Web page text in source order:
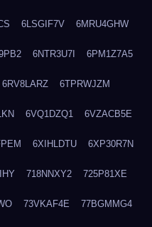
6LSGIF7V 6MRU4GHW
6NTR3U7I 6PM1Z7A5
6RV8LARZ 6TPRWJZM
6VQ1DZQ1 6VZACB5E
6XIHLDTU 6XP30R7N
718NNXY2 725P81XE
73VKAF4E 77BGMMG4